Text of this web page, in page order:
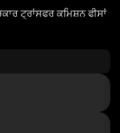
ਟ੍ਰਾਂਸਫਰ ਕਮਿਸ਼ਨ ਫੀਸਾਂ